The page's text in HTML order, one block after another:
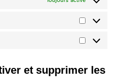
Statistiques
Marketing
et supprimer les